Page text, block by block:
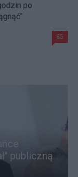
po
85
publiczną